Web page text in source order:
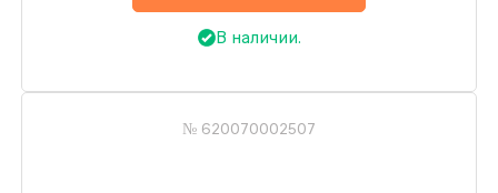
В наличии.
№ 620070002507